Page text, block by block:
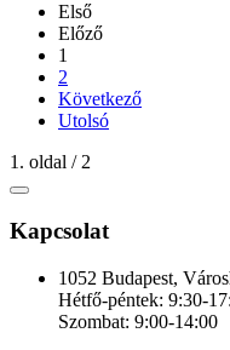
Első
Előző
1
2
Következő
Utolsó
1. oldal / 2
Kapcsolat
1052 Budapest,
Hétfő-péntek: 9:30-
Szombat: 9:00-14:00